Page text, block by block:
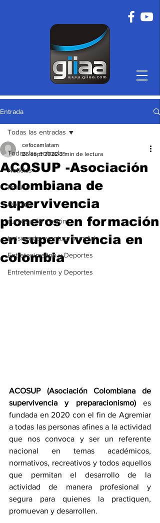
Entrada
Todas las entradas
Noticias
Política
Opinión
cursos y formación
turismo de aventura mundial
Entretenimeitno y Deportes
Entretenimiento y Deportes
Todas las entradas
ACOSUP -Asociación
colombiana de
supervivencia
pioneros en formación
en supervivencia en
colombia
cefocamlatam
26 sept 2022 3 min de lectura
ACOSUP (Asociación Colombiana de
supervivencia y preparacionismo) es
fundada en 2020 con el fin de Agremiar
a todas las personas afines a la actividad
que nos convoca y ser un referente
nacional en temas académicos,
normativos, recreativos y todos aquellos
que permitan el desarrollo de la
actividad de manera profesional y
segura para quienes la practiquen,
promuevan y desarrollen.